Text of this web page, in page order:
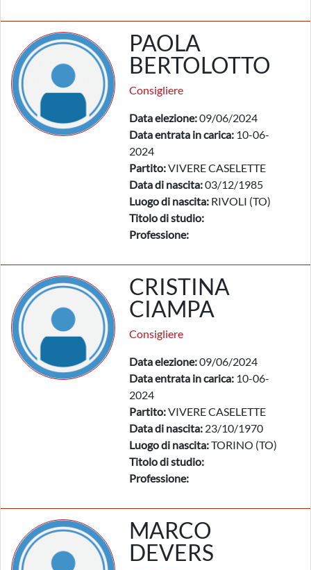
PAOLA
BERTOLOTTO
Consigliere
Data elezione:09/06/2024
Data entrata in carica: 10-06-
2024
Partito:VIVERE CASELETTE
Data di nascita:03/12/1985
Luogo di nascita: RIVOLI (TO)
Titolo di studio:
Professione:
CRISTINA
CIAMPA
Consigliere
Data elezione:09/06/2024
Data entrata in carica: 10-06-
2024
Partito:VIVERE CASELETTE
Data di nascita: 23/10/1970
Luogo di nascita:TORINO (TO)
Titolo di studio:
Professione:
MARCO
DEVERS